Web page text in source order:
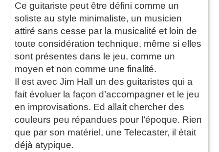
Ce guitariste peut être défini comme un
soliste au style minimaliste, un musicien
attiré sans cesse par la musicalité et loin de
toute considération technique, même si elles
sont présentes dans le jeu, comme un
moyen et non comme une finalité.
Il est avec Jim Hall un des guitaristes qui a
fait évoluer la façon d’accompagner et le jeu
en improvisations. Ed allait chercher des
couleurs peu répandues pour l’époque. Rien
que par son matériel, une Telecaster, il était
déjà atypique.